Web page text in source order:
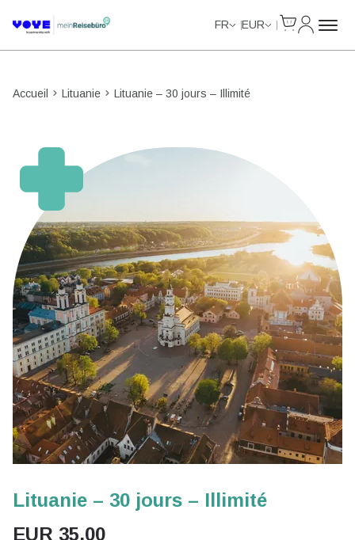
FR EUR
Accueil Lituanie Lituanie – 30 jours – Illimité
Lituanie – 30 jours – Illimité
EUR 35.00